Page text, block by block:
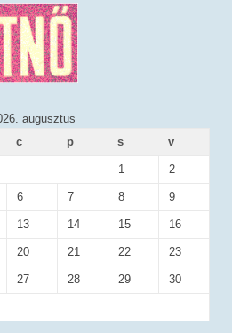
augusztus
c p s v
1 2
6 7 8 9
13 14 15 16
20 21 22 23
27 28 29 30